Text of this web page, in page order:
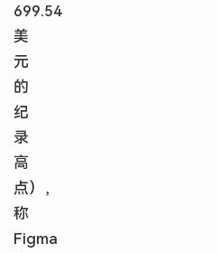
699.54
美
元
的
纪
录
高
点），
称
Figma